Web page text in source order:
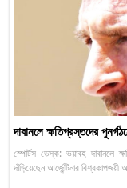
দাবানলে ক্ষতিগ্রস্তদের
স্পোর্টস ডেস্ক: ভয়াবহ দাবানলে
দাঁড়িয়েছেন আর্জেন্টিনার